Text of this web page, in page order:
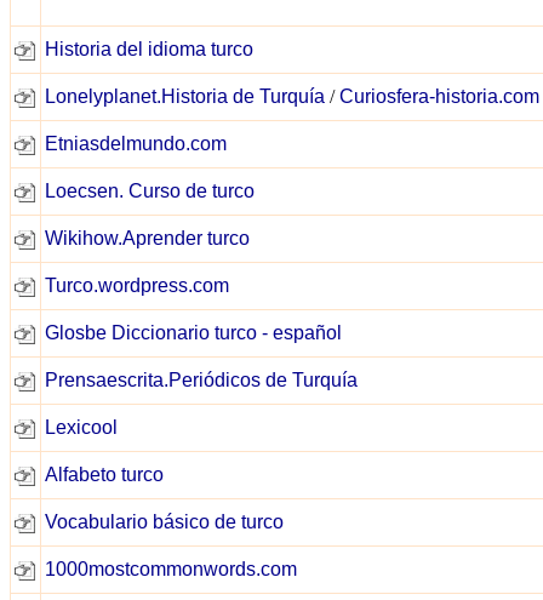
Historia del idioma turco
Lonelyplanet.Historia de Turquía /Curiosfera-historia.com
Etniasdelmundo.com
Loecsen. Curso de turco
Wikihow.Aprender turco
Turco.wordpress.com
Glosbe Diccionario turco - español
Prensaescrita.Periódicos de Turquía
Lexicool
Alfabeto turco
Vocabulario básico de turco
1000mostcommonwords.com